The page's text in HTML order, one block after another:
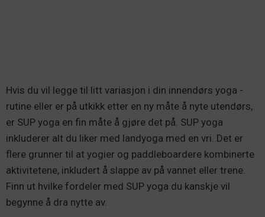
Hvis du vil legge til litt variasjon i din innendørs yoga -
rutine eller er på utkikk etter en ny måte å nyte utendørs,
er SUP yoga en fin måte å gjøre det på. SUP yoga
inkluderer alt du liker med landyoga med en vri. Det er
flere grunner til at yogier og paddleboardere kombinerte
aktivitetene, inkludert å slappe av på vannet eller trene.
Finn ut hvilke fordeler med SUP yoga du kanskje vil
begynne å dra nytte av.